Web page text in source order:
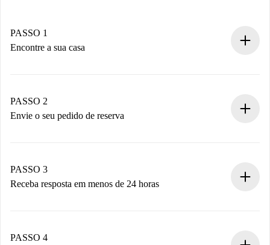
PASSO 1
Encontre a sua casa
Você tem todas as informações necessárias
antecipadamente.
PASSO 2
Envie o seu pedido de reserva
Não cobramos nada até que o proprietário confirme.
PASSO 3
Receba resposta em menos de 24 horas
proprietário.
PASSO 4